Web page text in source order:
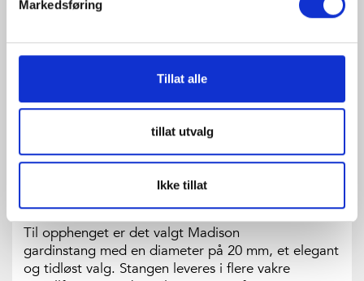
Markedsføring
Tillat alle
tillat utvalg
Ikke tillat
VEGGFESTE GARDINSTANG
Til opphenget er det valgt Madison
gardinstang med en diameter på 20 mm, et elegant
og tidløst valg. Stangen leveres i flere vakre